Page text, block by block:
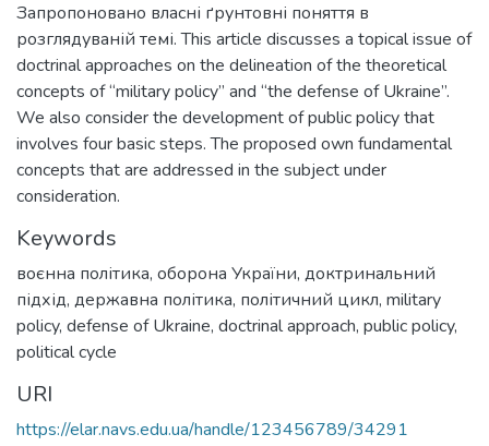
Запропоновано власні ґрунтовні поняття в
розглядуваній темі. This article discusses a topical issue of
doctrinal approaches on the delineation of the theoretical
concepts of “military policy” and “the defense of Ukraine”.
We also consider the development of public policy that
involves four basic steps. The proposed own fundamental
concepts that are addressed in the subject under
consideration.
Keywords
воєнна політика, оборона України, доктринальний
підхід, державна політика, політичний цикл, military
policy, defense of Ukraine, doctrinal approach, public policy,
political cycle
URI
https://elar.navs.edu.ua/handle/123456789/34291